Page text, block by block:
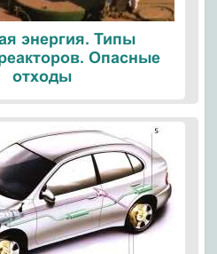
энергия. Типы
Опасные
отходы